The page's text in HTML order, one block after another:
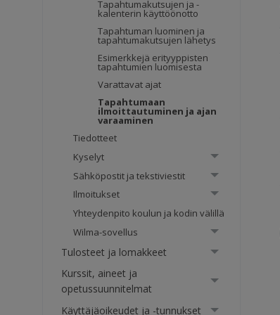
Tapahtumakutsujen ja -
kalenterin käyttöönotto
Tapahtuman luominen ja
tapahtumakutsujen lähetys
Esimerkkejä erityyppisten
tapahtumien luomisesta
Varattavat ajat
Tapahtumaan
ilmoittautuminen ja ajan
varaaminen
Tiedotteet
Kyselyt
Sähköpostit ja tekstiviestit
Ilmoitukset
Yhteydenpito koulun ja kodin välillä
Wilma-sovellus
Tulosteet ja lomakkeet
Kurssit, aineet ja
opetussuunnitelmat
Käyttäjäoikeudet ja -tunnukset